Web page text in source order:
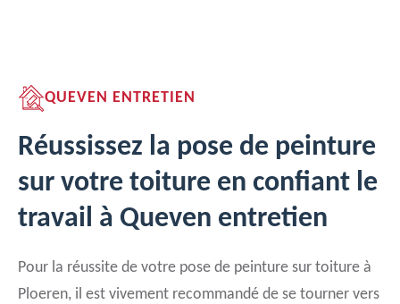
QUEVEN ENTRETIEN
Réussissez la pose de peinture
sur votre toiture en confiant le
travail à Queven entretien
Pour la réussite de votre pose de peinture sur toiture à
Ploeren, il est vivement recommandé de se tourner vers